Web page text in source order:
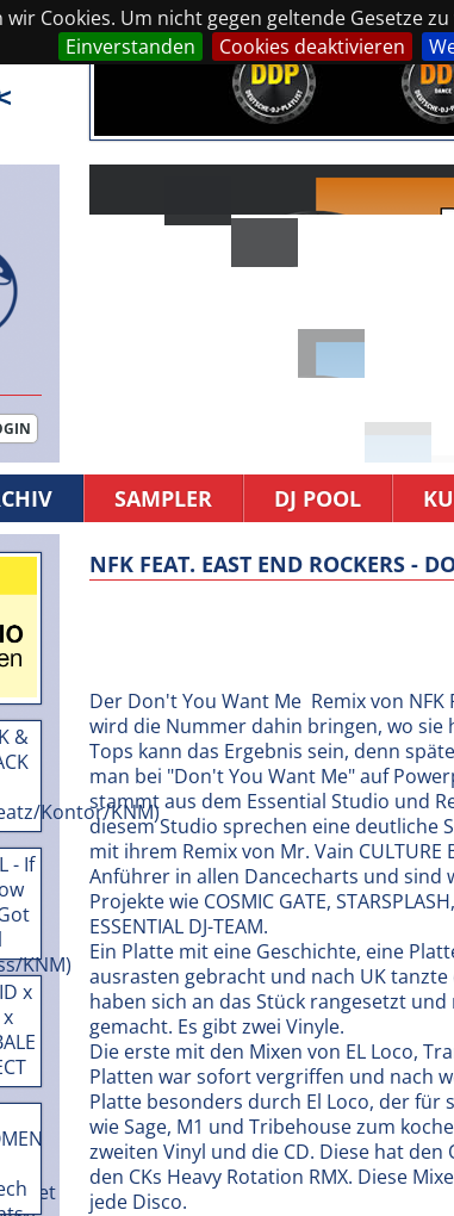
Cookies. Um nicht gegen geltende Gesetze
Einverstanden
Cookies deaktivieren
SAMPLER DJ POOL
NFK FEAT. EAST END ROCKERS -
Der Don't You Want Me  Remix von NFK
wird die Nummer dahin bringen, wo sie
Tops kann das Ergebnis sein, denn
man bei "Don't You Want Me" auf
stammt aus dem Essential Studio und
diesem Studio sprechen eine deutliche
mit ihrem Remix von Mr. Vain
Anführer in allen Dancecharts und
Projekte wie COSMIC GATE,
ESSENTIAL DJ-TEAM.
Ein Platte mit eine Geschichte, eine
ausrasten gebracht und nach UK
haben sich an das Stück rangesetzt
gemacht. Es gibt zwei Vinyle.
Die erste mit den Mixen von EL Loco,
Platten war sofort vergriffen und nach
Platte besonders durch El Loco, der für
wie Sage, M1 und Tribehouse zum
zweiten Vinyl und die CD. Diese hat den
den CKs Heavy Rotation RMX. Diese
jede Disco.